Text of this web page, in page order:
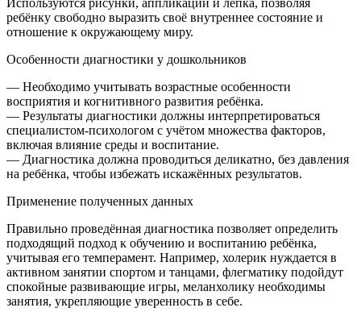
ребёнку свободно выразить своё внутреннее состояние и
отношение к окружающему миру.
Особенности диагностики у дошкольников
— Необходимо учитывать возрастные особенности
восприятия и когнитивного развития ребёнка.
— Результаты диагностики должны интерпретироваться
специалистом-психологом с учётом множества факторов,
включая влияние среды и воспитание.
— Диагностика должна проводиться деликатно, без давления
на ребёнка, чтобы избежать искажённых результатов.
Применение полученных данных
Правильно проведённая диагностика позволяет определить
подходящий подход к обучению и воспитанию ребёнка,
учитывая его темперамент. Например, холерик нуждается в
активном занятии спортом и танцами, флегматику подойдут
спокойные развивающие игры, меланхолику необходимы
занятия, укрепляющие уверенность в себе.